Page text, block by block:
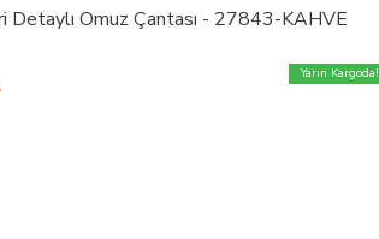
Detaylı Omuz Çantası - 27843-KAHVE
Yarın Kargoda!